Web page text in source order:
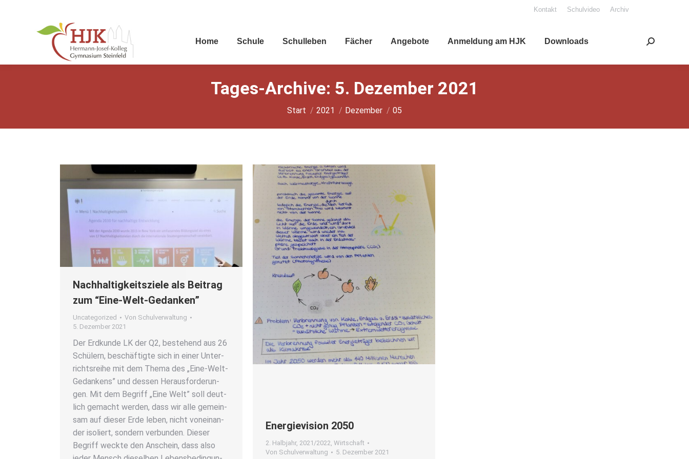
Kon­takt Schul­vi­deo Archiv
Home Schu­le Schul­le­ben Fächer Ange­bo­te Anmel­dung am HJK Down­loads Search:
Tages-Archive: 5. Dezember 2021
Sie befinden sich hier:
Start 2021 Dezember 05
Nach­hal­tig­keits­zie­le als Bei­trag
zum “Eine-Welt-Gedan­ken”
Uncategorized Von Schulverwaltung
5. Dezember 2021
Der Erd­kun­de LK der Q2, bestehend aus 26
Schü­lern, beschäf­tig­te sich in einer Unter­
richts­rei­he mit dem The­ma des „Eine-Welt-
Gedan­kens” und des­sen Her­aus­for­de­run­
gen. Mit dem Begriff „Eine Welt” soll deut­
lich gemacht wer­den, dass wir alle gemein­
sam auf die­ser Erde leben, nicht von­ein­an­
der iso­liert, son­dern ver­bun­den. Die­ser
Begriff weck­te den Anschein, dass also
Ener­gie­vi­si­on 2050
2. Halbjahr, 2021/2022 ,Wirtschaft
Von Schulverwaltung 5. Dezember 2021